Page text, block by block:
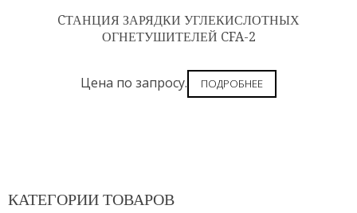
CТАНЦИЯ ЗАРЯДКИ УГЛЕКИСЛОТНЫХ
ОГНЕТУШИТЕЛЕЙ CFA-2
Цена по запросу. ПОДРОБНЕЕ
КАТЕГОРИИ ТОВАРОВ